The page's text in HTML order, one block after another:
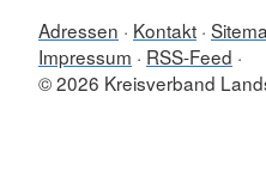
Adressen Kontakt
Impressum
RSS-Feed
© 2026 Kreisverband